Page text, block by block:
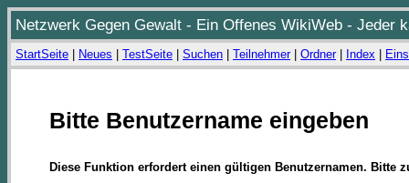
Netzwerk Gegen Gewalt - Ein Offenes WikiWeb - Jeder
StartSeite Neues TestSeite Suchen Teilnehmer| Ordner| Index
Bitte Benutzername eingeben
Diese Funktion erfordert einen gültigen Benutzernamen. Bitte